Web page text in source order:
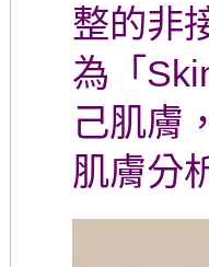
整的非
為「
己肌膚
肌膚分